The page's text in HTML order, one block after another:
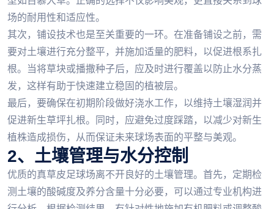
场的耐用性和适应性。
其次，铺设技术也是至关重要的一环。在准备铺设之前，需
要对土壤进行充分整平，并施加适量的肥料，以促进根系扎
根。当将草块或播撒种子后，应及时进行覆盖以防止水分蒸
发，这样有助于快速建立稳固的植被层。
最后，要确保在初期阶段做好浇水工作，以维持土壤湿润并
促进新生草坪扎根。同时，应避免过度踩踏，以减少对新生
植株造成损伤，从而保证未来球场表面的平整与美观。
2、土壤管理与水分控制
优质的真草皮足球场离不开良好的土壤管理。首先，定期检
测土壤的酸碱度及养分含量十分必要，可以通过专业机构进